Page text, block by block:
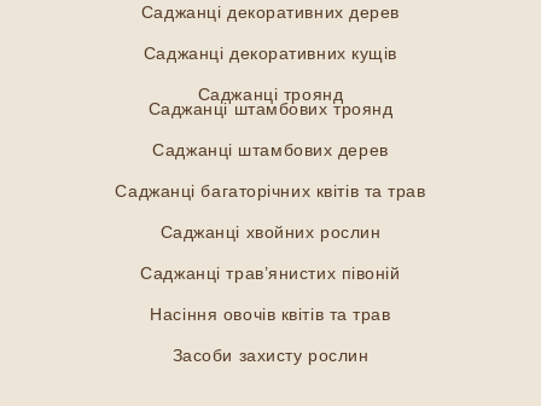
Саджанці декоративних дерев
Саджанці декоративних кущів
Саджанці троянд
Саджанці штамбових троянд
Саджанці штамбових дерев
Саджанці багаторічних квітів та трав
Саджанці хвойних рослин
Саджанці трав’янистих півоній
Насіння овочів квітів та трав
Засоби захисту рослин